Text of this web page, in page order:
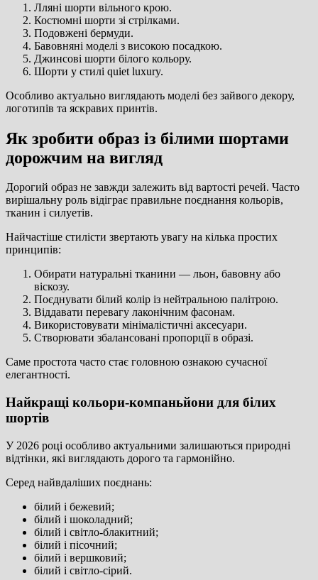
Лляні шорти вільного крою.
Костюмні шорти зі стрілками.
Подовжені бермуди.
Бавовняні моделі з високою посадкою.
Джинсові шорти білого кольору.
Шорти у стилі quiet luxury.
Особливо актуально виглядають моделі без зайвого декору,
логотипів та яскравих принтів.
Як зробити образ із білими шортами
дорожчим на вигляд
Дорогий образ не завжди залежить від вартості речей. Часто
вирішальну роль відіграє правильне поєднання кольорів,
тканин і силуетів.
Найчастіше стилісти звертають увагу на кілька простих
принципів:
Обирати натуральні тканини — льон, бавовну або
віскозу.
Поєднувати білий колір із нейтральною палітрою.
Віддавати перевагу лаконічним фасонам.
Використовувати мінімалістичні аксесуари.
Створювати збалансовані пропорції в образі.
Саме простота часто стає головною ознакою сучасної
елегантності.
Найкращі кольори-компаньйони для білих
шортів
У 2026 році особливо актуальними залишаються природні
відтінки, які виглядають дорого та гармонійно.
Серед найвдаліших поєднань:
білий і бежевий;
білий і шоколадний;
білий і світло-блакитний;
білий і пісочний;
білий і вершковий;
білий і світло-сірий.